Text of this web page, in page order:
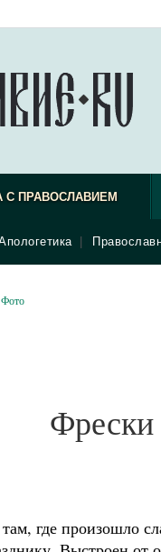
С ПРАВОСЛАВИЕМ
Фото
Фрески
где произошло